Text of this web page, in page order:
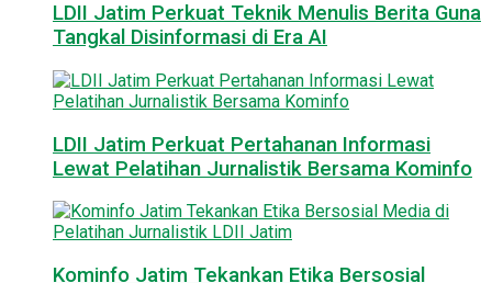
LDII Jatim Perkuat Teknik Menulis Berita Guna
Tangkal Disinformasi di Era AI
LDII Jatim Perkuat Pertahanan Informasi
Lewat Pelatihan Jurnalistik Bersama Kominfo
Kominfo Jatim Tekankan Etika Bersosial